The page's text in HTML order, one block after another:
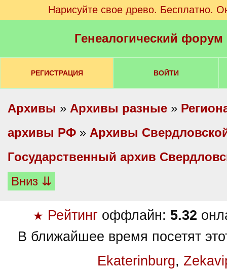
Нарисуйте свое древо. Бесплатно.
Генеалогический
РЕГИСТРАЦИЯ ВОЙТИ
Архивы » Архивы разные »
архивы РФ » Архивы
Государственный архив
Вниз ⇊
★ Рейтинг оффлайн: 5.32
В ближайшее время посетят
Ekaterinburg,